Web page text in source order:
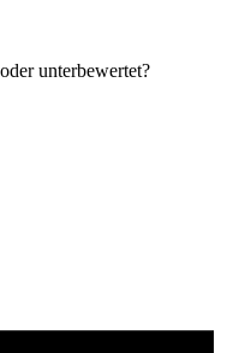
unterbewertet?